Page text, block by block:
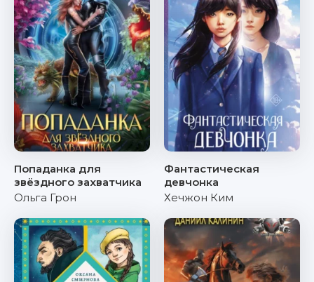
Попаданка для
звёздного захватчика
Ольга Грон
Фантастическая
девчонка
Хечжон Ким